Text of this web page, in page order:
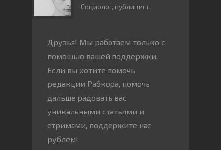
Социолог, публицист.
Друзья! Мы работаем только с
помощью вашей поддержки.
Если вы хотите помочь
редакции Рабкора, помочь
дальше радовать вас
уникальными статьями и
стримами, поддержите нас
рублём!